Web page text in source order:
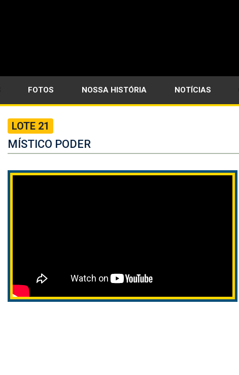
FOTOS NOSSA HISTÓRIA NOTÍCIAS
LOTE 21
MÍSTICO PODER